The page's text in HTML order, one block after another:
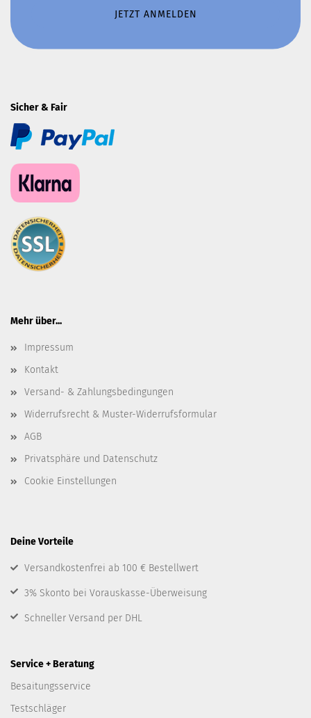
Sicher & Fair
Mehr über...
Impressum
Kontakt
Versand- & Zahlungsbedingungen
Widerrufsrecht & Muster-Widerrufsformular
AGB
Privatsphäre und Datenschutz
Cookie Einstellungen
Deine Vorteile
Versandkostenfrei ab 100 € Bestellwert
3% Skonto bei Vorauskasse-Überweisung
Schneller Versand per DHL
Service + Beratung
Besaitungsservice
Testschläger